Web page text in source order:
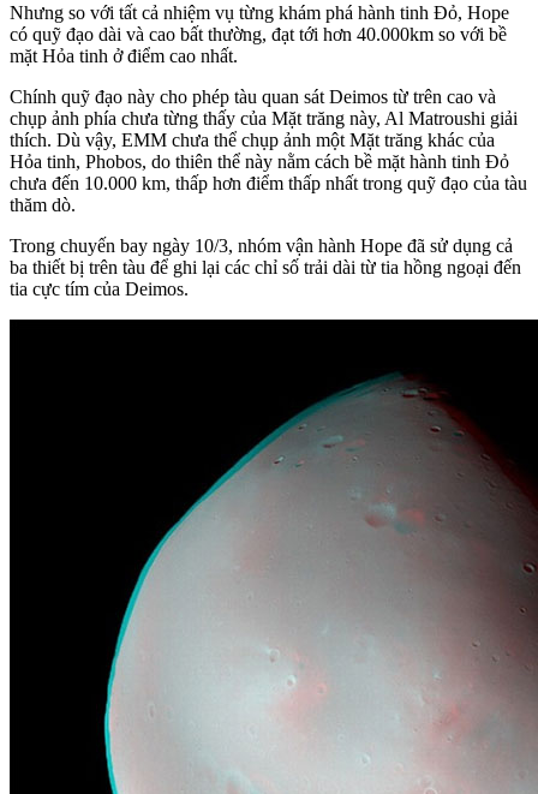
Nhưng so với tất cả nhiệm vụ từng khám phá hành tinh Đỏ, Hope
có quỹ đạo dài và cao bất thường, đạt tới hơn 40.000km so với bề
mặt Hỏa tinh ở điểm cao nhất.
Chính quỹ đạo này cho phép tàu quan sát Deimos từ trên cao và
chụp ảnh phía chưa từng thấy của Mặt trăng này, Al Matroushi giải
thích. Dù vậy, EMM chưa thể chụp ảnh một Mặt trăng khác của
Hỏa tinh, Phobos, do thiên thể này nằm cách bề mặt hành tinh Đỏ
chưa đến 10.000 km, thấp hơn điểm thấp nhất trong quỹ đạo của tàu
thăm dò.
Trong chuyến bay ngày 10/3, nhóm vận hành Hope đã sử dụng cả
ba thiết bị trên tàu để ghi lại các chỉ số trải dài từ tia hồng ngoại đến
tia cực tím của Deimos.